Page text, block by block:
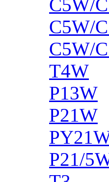
C5W/
C5W/
C5W/
T4W
P13W
P21W
P21/